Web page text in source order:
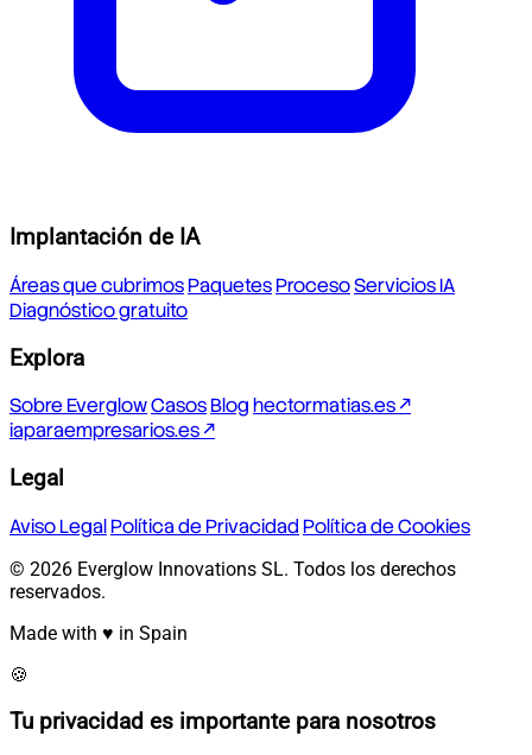
Implantación de IA
Áreas que cubrimosPaquetesProcesoServicios IA
Diagnóstico gratuito
Explora
Sobre EverglowCasosBloghectormatias.es ↗
iaparaempresarios.es ↗
Legal
Aviso LegalPolítica de PrivacidadPolítica de Cookies
© 2026 Everglow Innovations SL. Todos los derechos
reservados.
Made with ♥ in Spain
🍪
Tu privacidad es importante para nosotros